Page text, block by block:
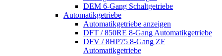
DEM 6-Gang Schaltgetriebe
Automatikgetriebe
Automatikgetriebe anzeigen
DFT / 850RE 8-Gang Automatikgetriebe
DFV / 8HP75 8-Gang ZF
Automatikgetriebe